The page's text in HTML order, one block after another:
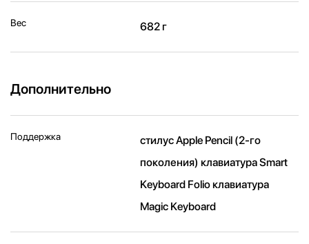
Вес 682 г
Дополнительно
Поддержка
стилус Apple Pencil (2‑го
поколения) клавиатура Smart
Keyboard Folio клавиатура
Magic Keyboard